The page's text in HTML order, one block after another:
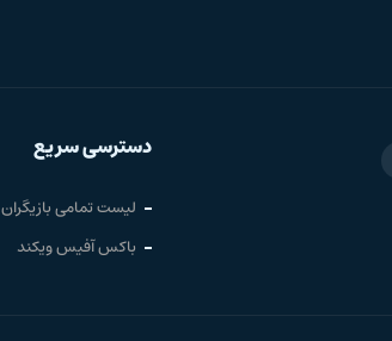
دسترسی سریع
لیست تمامی بازیگران
باکس آفیس ویکند